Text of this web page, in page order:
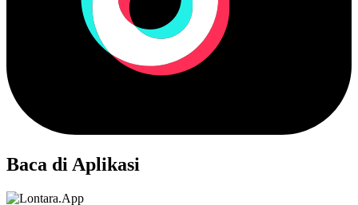
Baca di Aplikasi